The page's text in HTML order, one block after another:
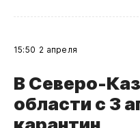
15:50 2 апреля
В Северо-
области с 3